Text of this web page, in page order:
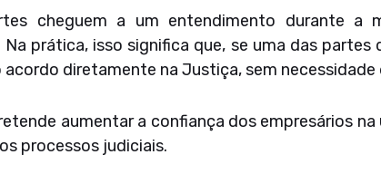
cheguem a um entendimento durante
prática, isso significa que, se uma das
acordo diretamente na Justiça, sem
aumentar a confiança dos empresários
processos judiciais.